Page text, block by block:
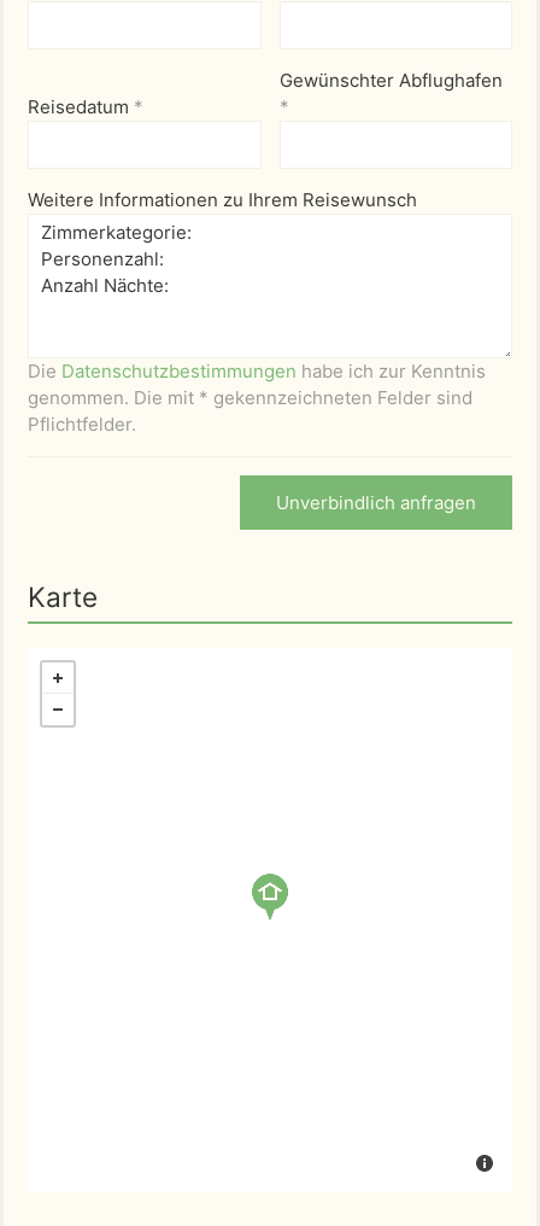
Reisedatum *
Gewünschter Abflughafen
*
Weitere Informationen zu Ihrem Reisewunsch
Die Datenschutzbestimmungen habe ich zur Kenntnis
genommen. Die mit * gekennzeichneten Felder sind
Pflichtfelder.
Unverbindlich anfragen
Karte